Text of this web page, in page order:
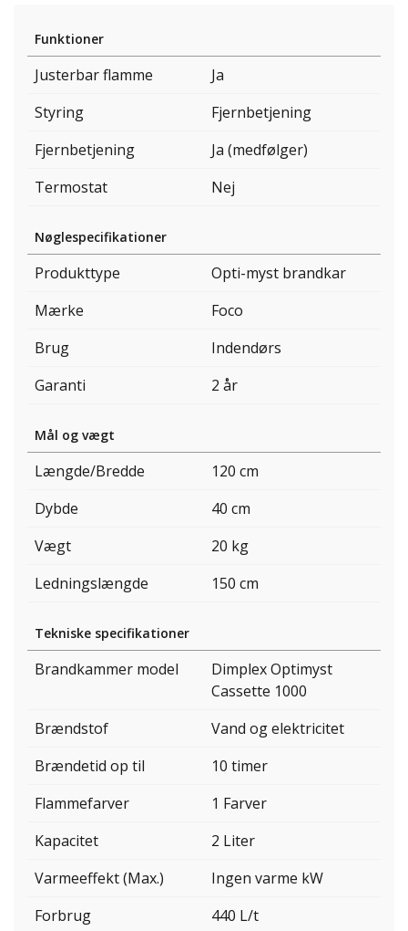
Funktioner
Justerbar flamme
Ja
Styring
Fjernbetjening
Fjernbetjening
Ja (medfølger)
Termostat
Nej
Nøglespecifikationer
Produkttype
Opti-myst brandkar
Mærke
Foco
Brug
Indendørs
Garanti
2 år
Mål og vægt
Længde/Bredde
120 cm
Dybde
40 cm
Vægt
20 kg
Ledningslængde
150 cm
Tekniske specifikationer
Brandkammer model
Dimplex Optimyst
Cassette 1000
Brændstof
Vand og elektricitet
Brændetid op til
10 timer
Flammefarver
1 Farver
Kapacitet
2 Liter
Varmeeffekt (Max.)
Ingen varme kW
Forbrug
440 L/t